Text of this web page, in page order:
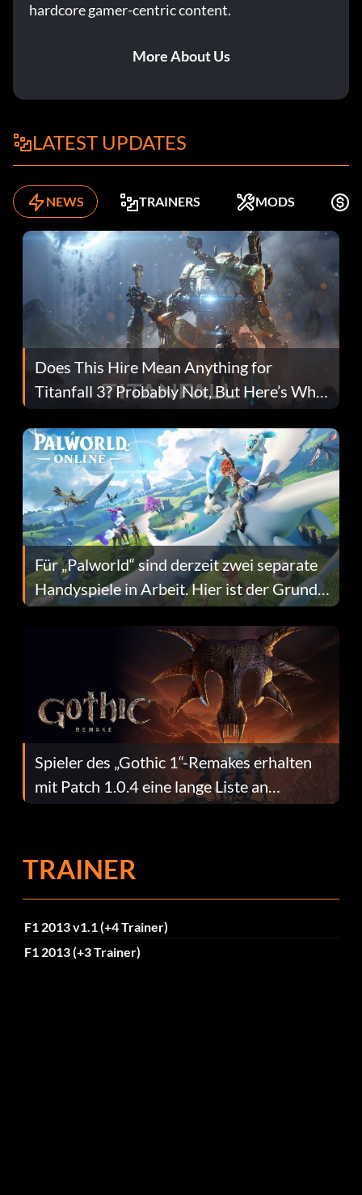
hardcore gamer-centric content.
More About Us
LATEST UPDATES
NEWS TRAINERS MODS
Does This Hire Mean Anything for
Titanfall 3? Probably Not, But Here’s Why
Fans Are Hopeful
Für „Palworld“ sind derzeit zwei separate
Handyspiele in Arbeit. Hier ist der Grund
dafür.
Spieler des „Gothic 1“-Remakes erhalten
mit Patch 1.0.4 eine lange Liste an
Fehlerbehebungen
TRAINER
F1 2013 v1.1 (+4 Trainer)
F1 2013 (+3 Trainer)